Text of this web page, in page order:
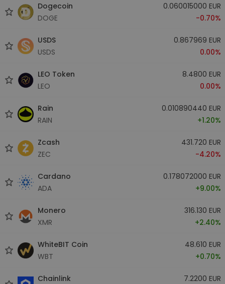
Dogecoin
DOGE
0.060015000 EUR
-0.70%
USDS
USDS
0.867969 EUR
0.00%
LEO Token
LEO
8.4800 EUR
0.00%
Rain
RAIN
0.010890440 EUR
+1.20%
Zcash
ZEC
431.720 EUR
-4.20%
Cardano
ADA
0.178072000 EUR
+9.00%
Monero
XMR
316.130 EUR
+2.40%
WhiteBIT Coin
WBT
48.610 EUR
+0.70%
Chainlink
7.2200 EUR